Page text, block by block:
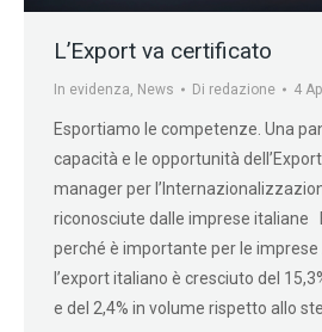
L’Export va certificato
In evidenza, News Di redazione 4
Esportiamo le competenze. Una
capacità e le opportunità
manager per
riconosciute dalle imprese italiane
perché è importante per le imprese
l’export italiano è cresciuto del
e del 2,4% in volume rispetto allo